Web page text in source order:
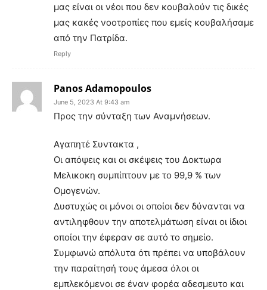
μας είναι οι νέοι που δεν κουβαλούν τις δικές
μας κακές νοοτροπίες που εμείς κουβαλήσαμε
από την Πατρίδα.
Reply
Panos Adamopoulos
June 5, 2023 At 9:43 am
Προς την σύνταξη των Αναμνήσεων.
Αγαπητέ Συντακτα ,
Οι απόψεις και οι σκέψεις του Δοκτωρα
Μελικοκη συμπίπτουν με το 99,9 % των
Ομογενών.
Δυστυχώς οι μόνοι οι οποίοι δεν δύνανται να
αντιληφθουν την αποτελμάτωση είναι οι ίδιοι
οποίοι την έφεραν σε αυτό το σημείο.
Συμφωνώ απόλυτα ότι πρέπει να υποβάλουν
την παραίτησή τους άμεσα όλοι οι
εμπλεκόμενοι σε έναν φορέα αδεσμευτο και